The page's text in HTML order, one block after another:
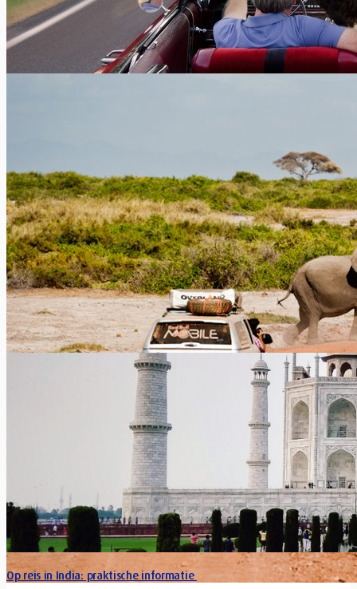
Is een internationaal rijbewijs nuttig of verplicht?
Plant u binnenkort een autoreis of wilt u een voertuig huren in
het buitenland? Ga dan zeker na of u...
Op reis in India: praktische informatie